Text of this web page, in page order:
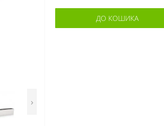
›
ДО КОШИКА